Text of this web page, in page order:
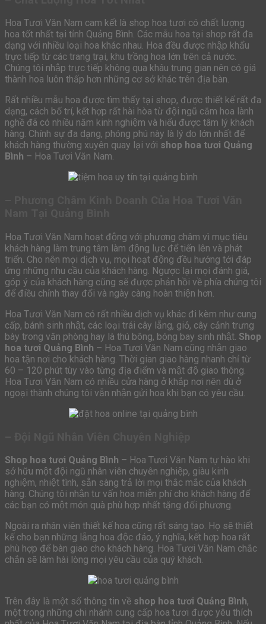
Hoa Tươi Văn Nam cam kết là shop hoa tươi có chất lượng
hoa tốt nhất tại tỉnh Quảng Bình. Các mẫu hoa tại shop rất đa
dạng với nhiều loại hoa khác nhau. Hoa đều được nhập khẩu
trực tiếp từ các trang trại, khu trồng hoa lớn trên cả nước.
Chúng tôi nhập trực tiếp không qua khâu trung gian nên có giá
thành hoa luôn thấp hơn những cơ sở khác trên địa bàn.
Rất nhiều mẫu hoa được tìm thấy tại shop, được thiết kế rất đa
dạng, cách bố trí, kết hợp rất hài hòa từ đội ngũ cắm hoa lành
nghề đã có nhiều năm kinh nghiệm và hiểu được tâm lý khách
hàng. Chính sự đa dạng, phóng phú này là lý do lớn nhất để
khách hàng thường xuyên quay lại với shop hoa tươi Quảng
Bình – Hoa Tươi Văn Nam.
Hoa Tươi Văn Nam hoạt động với phương châm vì mục tiêu
khách hàng làm trung tâm làm động lực để tiến lên và phát
triển. Cho nên mọi dịch vụ, mọi hoạt động đều hướng tới đáp
ứng những nhu cầu của khách hàng. Ngược lại mọi đánh giá,
góp ý của khách hàng cũng sẽ được phản hồi về phía chúng tôi
để điều chỉnh thay đổi và ngày càng hoàn thiện hơn.
Hoa Tươi Văn Nam có rất nhiều dịch vụ khác đi kèm như cung
cấp, bánh sinh nhật, các loại trái cây lẵng, giỏ, cây cảnh trưng
bày trong văn phòng hay là thú bông, bóng bay sinh nhật. Shop
hoa tươi Quảng Bình – Hoa Tươi Văn Nam cũng nhận giao
hoa tận nơi cho khách hàng. Thời gian giao hàng nhanh chỉ từ
60 – 120 phút tùy vào từng địa điểm và mật độ giao thông.
Hoa Tươi Văn Nam có nhiều cửa hàng ở khắp nơi nên dù ở
ngoại thành chúng tôi vẫn nhận gửi hoa khi bạn có yêu cầu.
Shop hoa tươi Quảng Bình – Hoa Tươi Văn Nam tự hào khi
sở hữu một đội ngũ nhân viên chuyên nghiệp, giàu kinh
nghiệm, nhiệt tình, sẵn sàng trả lời mọi thắc mắc của khách
hàng. Chúng tôi nhận tư vấn hoa miễn phí cho khách hàng để
các bạn có một món quà phù hợp nhất tặng đối phương.
Ngoài ra nhân viên thiết kế hoa cũng rất sáng tạo. Họ sẽ thiết
kế cho bạn những lẵng hoa độc đáo, ý nghĩa, kết hợp hoa rất
phù hợp để bàn giao cho khách hàng. Hoa Tươi Văn Nam chắc
chắn sẽ làm hài lòng mọi yêu cầu của quý khách.
Trên đây là một số thông tin về shop hoa tươi Quảng Bình,
một trong những chi nhánh cung cấp hoa tươi được yêu thích